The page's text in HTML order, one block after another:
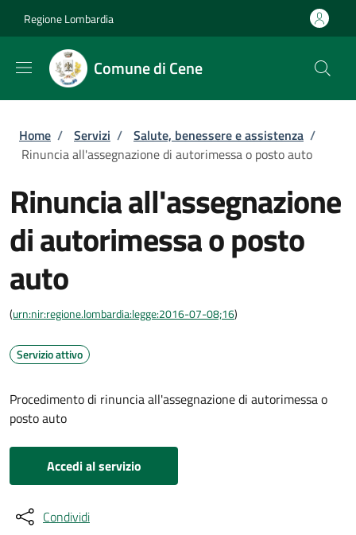
Regione Lombardia
Comune di Cene
Briciole di pane
Home / Servizi / Salute, benessere e assistenza /
Rinuncia all'assegnazione di autorimessa o posto auto
Rinuncia all'assegnazione
di autorimessa o posto
auto
(urn:nir:regione.lombardia:legge:2016-07-08;16)
Servizio attivo
Procedimento di rinuncia all'assegnazione di autorimessa o
posto auto
Accedi al servizio
Condividi